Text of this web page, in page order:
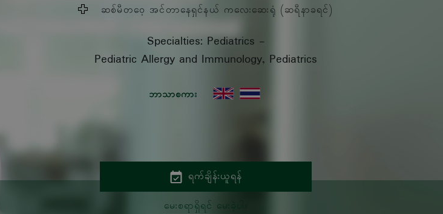
ဆစ်မီတဝေ့ အင်တာနေရှင်နယ် ကလေးဆေးရုံ (ဆရီနာခရင်)
Specialties: Pediatrics -
Pediatric Allergy and Immunology, Pediatrics
ဘာသာစကား
ရက်ချိန်းယူရန်
မေးစရာရှိရင် မေးခဲ့ပါ။